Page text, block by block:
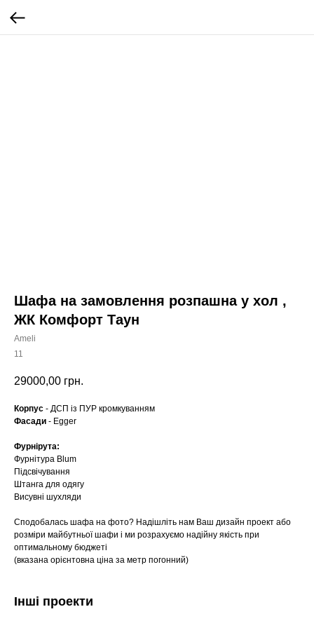
Шафа на замовлення розпашна у хол ,
ЖК Комфорт Таун
Ameli
11
29000,00 грн.
Корпус - ДСП із ПУР кромкуванням
Фасади - Egger
Фурнірута:
Фурнітура Blum
Підсвічування
Штанга для одягу
Висувні шухляди
Сподобалась шафа на фото? Надішліть нам Ваш дизайн проект або
розміри майбутньої шафи і ми розрахуємо надійну якість при
оптимальному бюджеті
(вказана орієнтовна ціна за метр погонний)
Інші проекти